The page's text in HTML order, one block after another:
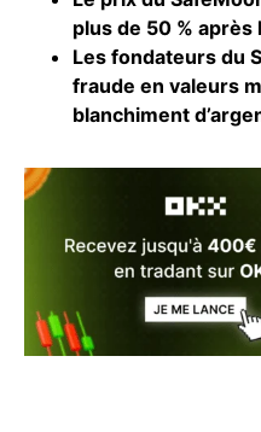
plus de 50 % après
Les fondateurs du
fraude en valeurs
blanchiment